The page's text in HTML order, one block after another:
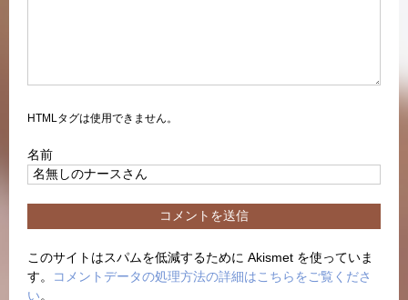
HTMLタグは使用できません。
名前
このサイトはスパムを低減するために Akismet を使っていま
す。
コメントデータの処理方法の詳細はこちらをご覧くださ
い。